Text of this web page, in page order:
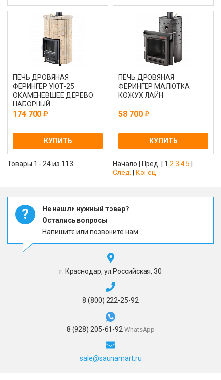
ПЕЧЬ ДРОВЯНАЯ
ФЕРИНГЕР УЮТ-25
ОКАМЕНЕВШЕЕ ДЕРЕВО
НАБОРНЫЙ
174 700
КУПИТЬ
ПЕЧЬ ДРОВЯНАЯ
ФЕРИНГЕР МАЛЮТКА
КОЖУХ ЛАЙН
58 700
КУПИТЬ
Товары 1 - 24 из 113 Начало | Пред. | 1 2 3 45
След.
Конец
?
Не нашли нужный товар?
Остались вопросы
Напишите или позвоните нам
г. Краснодар, ул.Российская, 30
8 (800) 222-25-92
8 (928) 205-61-92 WhatsApp
sale@saunamart.ru